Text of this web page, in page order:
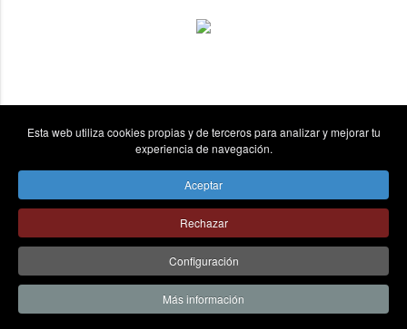
vpn_key place send
© Colegio la Asunción Ponferrada - Todos los derechos
reservados - C/ La Asunción Nº6, 24403 Ponferrada (León).
AVISO LEGAL | CANAL DE COMUNICACIÓN
POLÍTICA DE PRIVACIDAD
Esta web utiliza cookies propias y de terceros para analizar y mejorar tu
experiencia de navegación.
Aceptar
Rechazar
Configuración
Más información